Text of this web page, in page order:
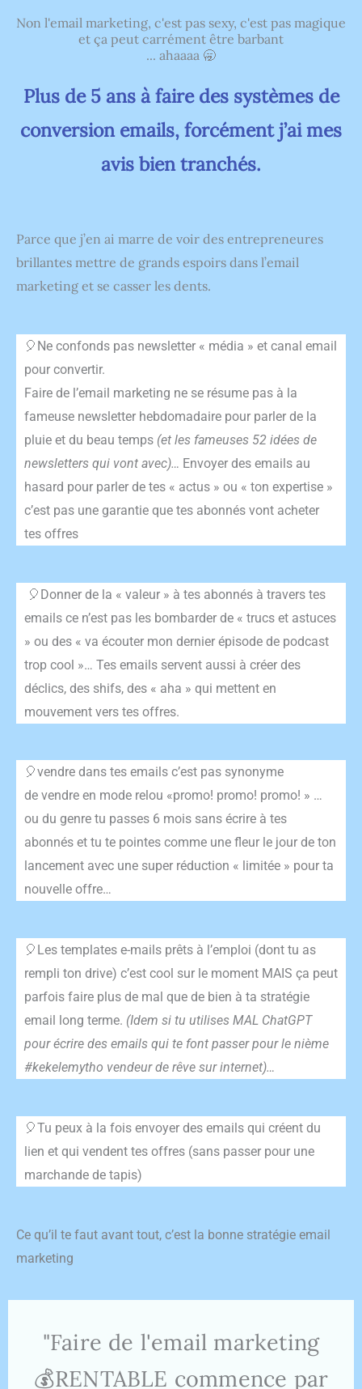
Non l'email marketing, c'est pas sexy, c'est pas magique
et ça peut carrément être barbant
... ahaaaa 🥱
Plus de 5 ans à faire des systèmes de
conversion emails, forcément j’ai mes
avis bien tranchés.
Parce que j’en ai marre de voir des entrepreneures
brillantes mettre de grands espoirs dans l’email
marketing et se casser les dents.
🎈Ne confonds pas newsletter « média » et canal email
pour convertir.
Faire de l’email marketing ne se résume pas à la
fameuse newsletter hebdomadaire pour parler de la
pluie et du beau temps (et les fameuses 52 idées de
newsletters qui vont avec)… Envoyer des emails au
hasard pour parler de tes « actus » ou « ton expertise »
c’est pas une garantie que tes abonnés vont acheter
tes offres
🎈Donner de la « valeur » à tes abonnés à travers tes
emails ce n’est pas les bombarder de « trucs et astuces
» ou des « va écouter mon dernier épisode de podcast
trop cool »… Tes emails servent aussi à créer des
déclics, des shifs, des « aha » qui mettent en
mouvement vers tes offres.
🎈vendre dans tes emails c’est pas synonyme
de vendre en mode relou «promo! promo! promo! » …
ou du genre tu passes 6 mois sans écrire à tes
abonnés et tu te pointes comme une fleur le jour de ton
lancement avec une super réduction « limitée » pour ta
nouvelle offre…
🎈 Les templates e-mails prêts à l’emploi (dont tu as
rempli ton drive) c’est cool sur le moment MAIS ça peut
parfois faire plus de mal que de bien à ta stratégie
email long terme. (Idem si tu utilises MAL ChatGPT
pour écrire des emails qui te font passer pour le nième
#kekelemytho vendeur de rêve sur internet)…
🎈Tu peux à la fois envoyer des emails qui créent du
lien et qui vendent tes offres (sans passer pour une
marchande de tapis)
Ce qu’il te faut avant tout, c’est la bonne stratégie email
marketing
"Faire de l'email marketing
💰RENTABLE commence par